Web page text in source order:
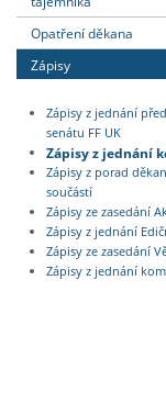
Opatření děkana
Zápisy
Zápisy z jednání
senátu FF UK
Zápisy z jednání
Zápisy z porad
součástí
Zápisy ze zasedání
Zápisy z jednání
Zápisy ze zasedání
Zápisy z jednání